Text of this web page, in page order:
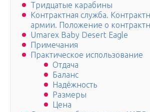
Тридцатые карабины
Контрактная служба.
армии. Положение о
Umarex Baby Desert Eagle
Примечания
Практическое использование
Отдача
Баланс
Надёжность
Размеры
Цена